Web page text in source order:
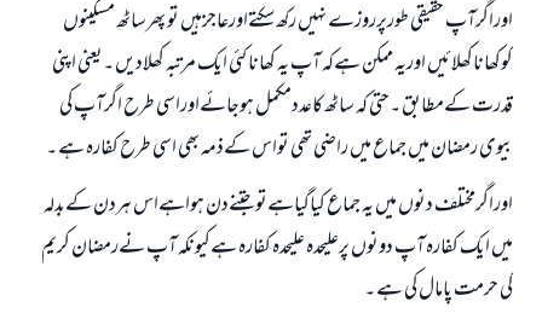
اوراگرآپ حقیقی طورپرروزے نہیں رکھ سکتےاورعاجزہیں تو پھرساٹھ مسکینوں
کوکھاناکھلائیں اوریہ ممکن ہےکہ آپ یہ کھانا کئی ایک مرتبہ کھلادیں ۔یعنی اپنی
قدرت کےمطابق ۔حتی کہ ساٹھ کاعددمکمل ہوجائےاوراسی طرح اگرآپ کی
بیوی رمضان میں جماع میں راضی تھی تواس کےذمہ بھی اسی طرح کفارہ ہے ۔
اوراگرمختلف دنوں میں یہ جماع کیاگیاہےتوجتنےدن ہواہےاس ہردن کےبدلہ
میں ایک کفارہ آپ دونوں پرعلیحدہ علیحدہ کفارہ ہےکیونکہ آپ نےرمضان کریم
کی حرمت پامال کی ہے ۔